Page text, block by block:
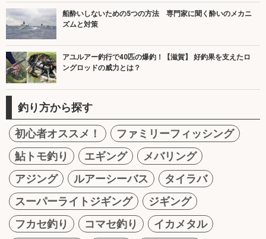
船酔いしないための5つの方法 専門家に聞く酔いのメカニ
ズムと対策
アユルアー釣行で40匹の爆釣！【滋賀】 好釣果を支えたロ
ングロッドの威力とは？
釣り方から探す
初心者オススメ！
ファミリーフィッシング
鮎トモ釣り
エギング
メバリング
アジング
ルアーシーバス
タイラバ
スーパーライトジギング
ジギング
フカセ釣り
コマセ釣り
イカメタル